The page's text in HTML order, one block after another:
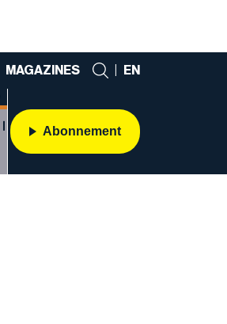
MAGAZINES EN
Abonnement